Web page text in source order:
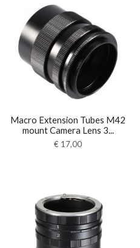
Macro Extension Tubes M42
mount Camera Lens 3...
€ 17,00